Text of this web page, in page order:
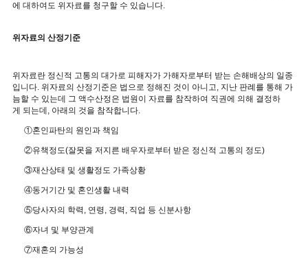
에 대하여도 위자료를 청구할 수 있습니다.
위자료의 산정기준
위자료란 정신적 고통의 대가로 피해자가 가해자로부터 받는 손해배상의 일종
입니다. 위자료의 산정기준은 법으로 정해진 것이 아니고, 지난 판례를 통해 가
늠할 수 있는데 그 액수산정은 법원이 자료를 참작하여 직권에 의해 결정하
게 되는데, 아래의 것을 참작합니다.
①혼인파탄의 원인과 책임
②유책정도(잘못을 저지른 배우자로부터 받은 정신적 고통의 정도)
③재산상태 및 생활정도 가족상황
④동거기간 및 혼인생활 내력
⑤당사자의 학력, 연령, 경력, 직업 등 신분사항
⑥자녀 및 부양관계
⑦재혼의 가능성